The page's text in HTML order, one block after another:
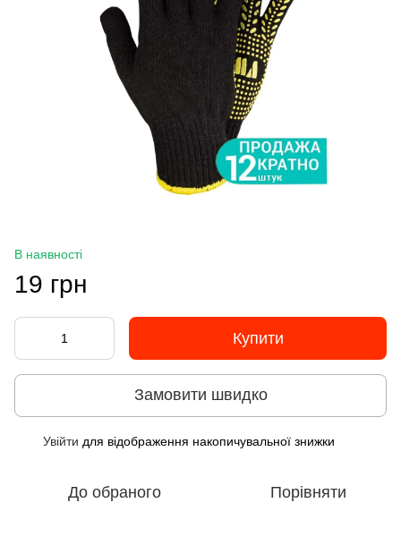
В наявності
19 грн
Купити
Замовити швидко
Увійти для відображення накопичувальної знижки
До обраного Порівняти